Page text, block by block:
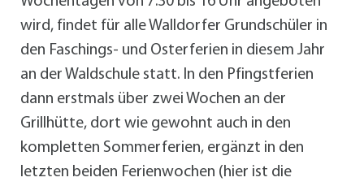
wird, findet für alle Walldorfer Grundschüler in
den Faschings- und Osterferien in diesem Jahr
an der Waldschule statt. In den Pfingstferien
dann erstmals über zwei Wochen an der
Grillhütte, dort wie gewohnt auch in den
kompletten Sommerferien, ergänzt in den
letzten beiden Ferienwochen (hier ist die